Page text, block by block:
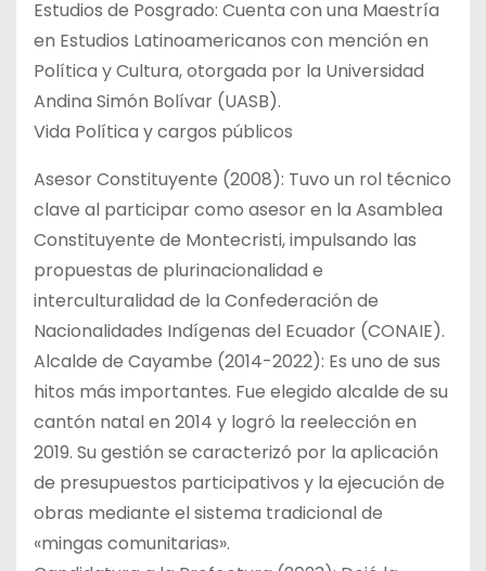
Estudios de Posgrado: Cuenta con una Maestría
en Estudios Latinoamericanos con mención en
Política y Cultura, otorgada por la Universidad
Andina Simón Bolívar (UASB).
Vida Política y cargos públicos
Asesor Constituyente (2008): Tuvo un rol técnico
clave al participar como asesor en la Asamblea
Constituyente de Montecristi, impulsando las
propuestas de plurinacionalidad e
interculturalidad de la Confederación de
Nacionalidades Indígenas del Ecuador (CONAIE).
Alcalde de Cayambe (2014-2022): Es uno de sus
hitos más importantes. Fue elegido alcalde de su
cantón natal en 2014 y logró la reelección en
2019. Su gestión se caracterizó por la aplicación
de presupuestos participativos y la ejecución de
obras mediante el sistema tradicional de
«mingas comunitarias».